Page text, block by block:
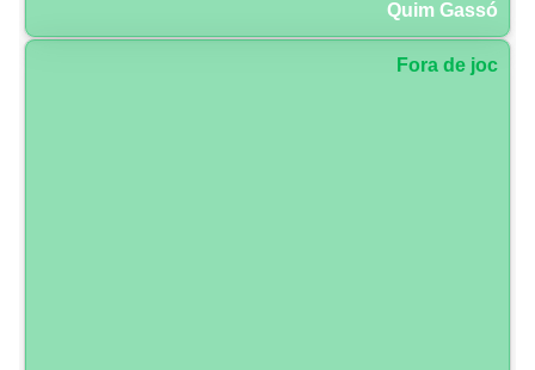
Quim Gassó
Fora de joc